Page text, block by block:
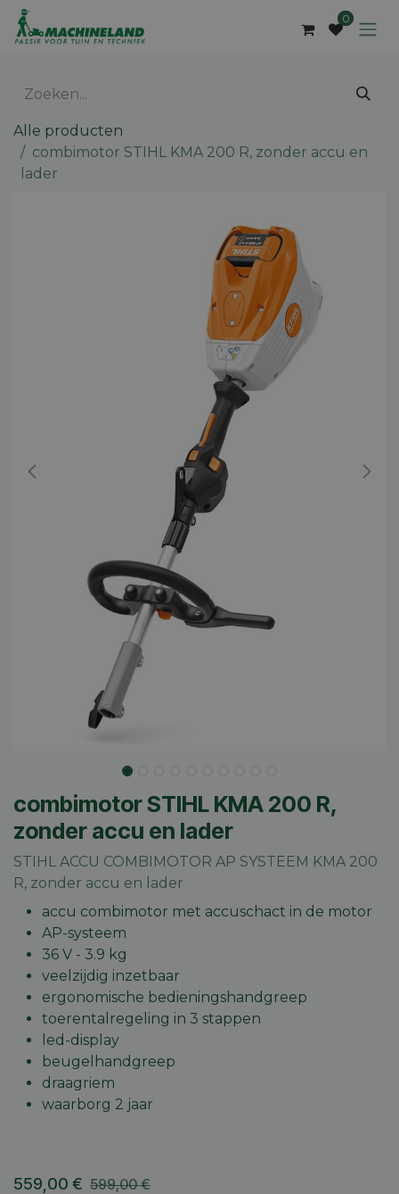
Overslaan naar inhoud
0
Alle producten
combimotor STIHL KMA 200 R, zonder accu en
lader
combimotor STIHL KMA 200 R,
zonder accu en lader
STIHL ACCU COMBIMOTOR AP SYSTEEM KMA 200
R, zonder accu en lader
accu combimotor met accuschact in de motor
AP-systeem
36 V - 3.9 kg
veelzijdig inzetbaar
ergonomische bedieningshandgreep
toerentalregeling in 3 stappen
led-display
beugelhandgreep
draagriem
waarborg 2 jaar
559,00 € 599,00€